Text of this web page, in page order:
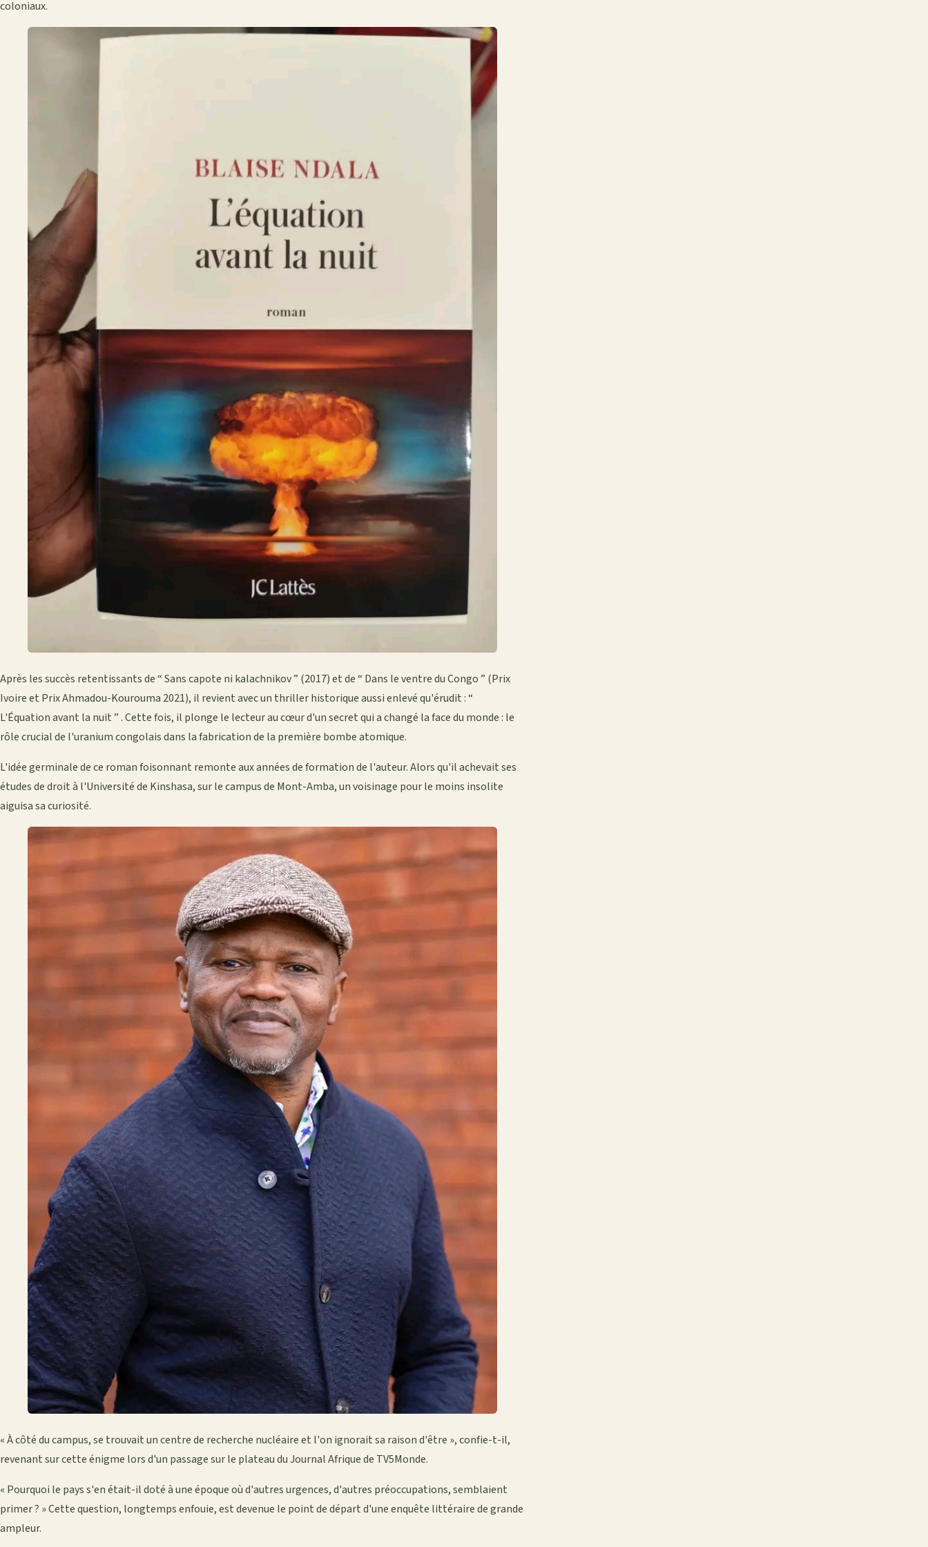
coloniaux.
Après les succès retentissants de “ Sans capote ni kalachnikov ” (2017) et de “ Dans le ventre du Congo ” (Prix
Ivoire et Prix Ahmadou-Kourouma 2021), il revient avec un thriller historique aussi enlevé qu'érudit : “
L'Équation avant la nuit ” . Cette fois, il plonge le lecteur au cœur d'un secret qui a changé la face du monde : le
rôle crucial de l'uranium congolais dans la fabrication de la première bombe atomique.
L'idée germinale de ce roman foisonnant remonte aux années de formation de l'auteur. Alors qu'il achevait ses
études de droit à l'Université de Kinshasa, sur le campus de Mont-Amba, un voisinage pour le moins insolite
aiguisa sa curiosité.
« À côté du campus, se trouvait un centre de recherche nucléaire et l'on ignorait sa raison d'être », confie-t-il,
revenant sur cette énigme lors d'un passage sur le plateau du Journal Afrique de TV5Monde.
« Pourquoi le pays s'en était-il doté à une époque où d'autres urgences, d'autres préoccupations, semblaient
primer ? » Cette question, longtemps enfouie, est devenue le point de départ d'une enquête littéraire de grande
ampleur.